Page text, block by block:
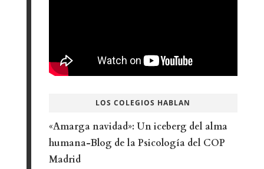
LOS COLEGIOS HABLAN
«Amarga navidad»: Un iceberg del alma
humana-Blog de la Psicología del COP
Madrid